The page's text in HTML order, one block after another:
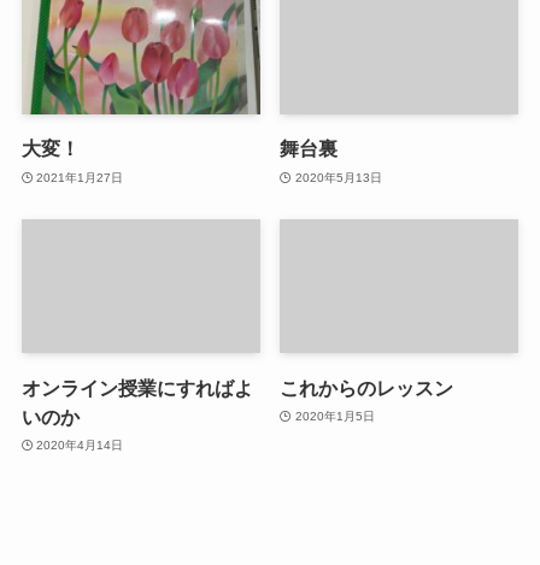
大変！
2021年1月27日
舞台裏
2020年5月13日
オンライン授業にすればよ
いのか
2020年4月14日
これからのレッスン
2020年1月5日